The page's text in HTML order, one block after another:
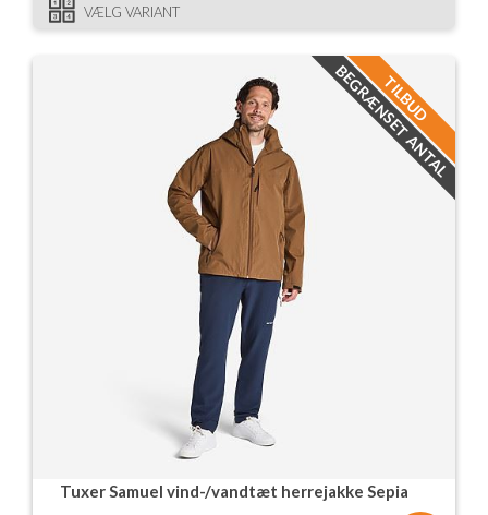
VÆLG VARIANT
Tuxer Samuel vind-/vandtæt herrejakke Sepia
TILBUD
BEGRÆNSET ANTAL